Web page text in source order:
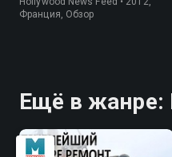
Франция, Обзор
Ещё в жанре: